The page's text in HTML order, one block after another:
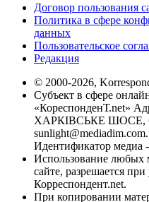
Договор пользования
Политика в сфере
данных
Пользовательское
Редакция
© 2000-2026,
Субъект в сфере
«КореспонденТ.net»
ХАРКІВСЬКЕ ШОСЕ,
Идентификатор медиа
Использование любых
сайте, разрешается
Корреспондент.net.
При копировании